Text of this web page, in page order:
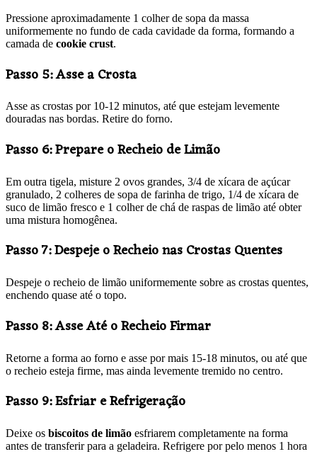
Pressione aproximadamente 1 colher de sopa da massa
uniformemente no fundo de cada cavidade da forma, formando a
camada de cookie crust.
Passo 5: Asse a Crosta
Asse as crostas por 10-12 minutos, até que estejam levemente
douradas nas bordas. Retire do forno.
Passo 6: Prepare o Recheio de Limão
Em outra tigela, misture 2 ovos grandes, 3/4 de xícara de açúcar
granulado, 2 colheres de sopa de farinha de trigo, 1/4 de xícara de
suco de limão fresco e 1 colher de chá de raspas de limão até obter
uma mistura homogênea.
Passo 7: Despeje o Recheio nas Crostas Quentes
Despeje o recheio de limão uniformemente sobre as crostas quentes,
enchendo quase até o topo.
Passo 8: Asse Até o Recheio Firmar
Retorne a forma ao forno e asse por mais 15-18 minutos, ou até que
o recheio esteja firme, mas ainda levemente tremido no centro.
Passo 9: Esfriar e Refrigeração
Deixe os biscoitos de limão esfriarem completamente na forma
antes de transferir para a geladeira. Refrigere por pelo menos 1 hora